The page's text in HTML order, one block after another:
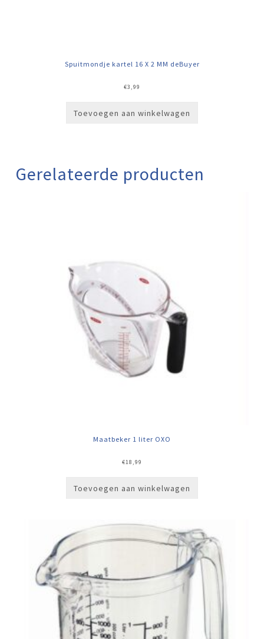
Spuitmondje kartel 16 X 2 MM deBuyer
€3,99
Toevoegen aan winkelwagen
Gerelateerde producten
Maatbeker 1 liter OXO
€18,99
Toevoegen aan winkelwagen